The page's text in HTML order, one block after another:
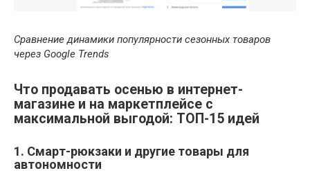
Сравнение динамики популярности сезонных товаров
через Google Trends
Что продавать осенью в интернет-
магазине и на маркетплейсе с
максимальной выгодой: ТОП-15 идей
1. Смарт-рюкзаки и другие товары для
автономности